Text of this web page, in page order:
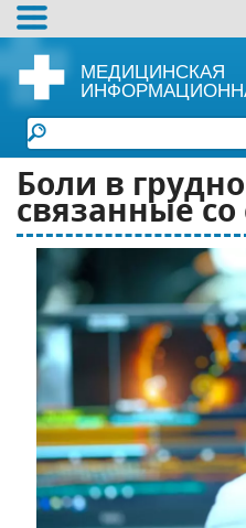
МЕДИЦИНСКАЯ
Боли в
связанные